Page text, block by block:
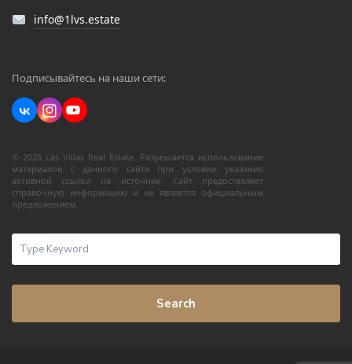
info@1lvs.estate
Подписывайтесь на наши сети:
© 2026 Las Villas Real Estate. Разрешается использование
материалов с данного сайта при условии указания
активной ссылки на источник. Сайт предоставляет
справочную информацию и не является официальным
предложением.
Search